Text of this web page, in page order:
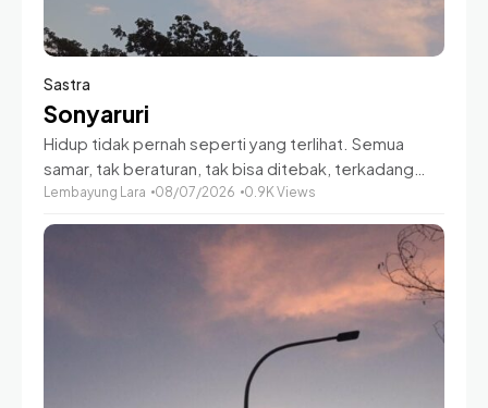
Sastra
Sonyaruri
Hidup tidak pernah seperti yang terlihat. Semua
samar, tak beraturan, tak bisa ditebak, terkadang
penuh dengan hal yang sulit dicerna nalar. Ada
Lembayung Lara 08/07/2026 0.9K Views